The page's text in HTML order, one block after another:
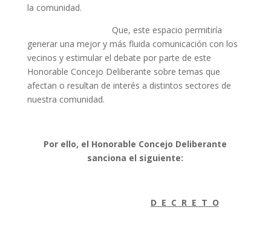
la comunidad.
Que, este espacio permitiría
generar una mejor y más fluida comunicación con los
vecinos y estimular el debate por parte de este
Honorable Concejo Deliberante sobre temas que
afectan o resultan de interés a distintos sectores de
nuestra comunidad.
Por ello, el Honorable Concejo Deliberante
sanciona el siguiente:
D E C R E T O